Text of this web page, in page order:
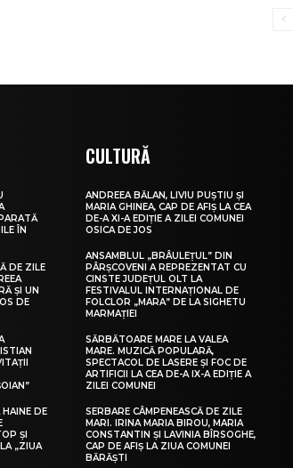
ÎN
DE ZILE
ȘI UN
DE
DE
ȘI
„ZIUA
CULTURĂ
ANDREEA BĂLAN, LIVIU PUȘTIU ȘI
MARIA GHINEA, CAP DE AFIȘ LA CEA
DE-A XI-A EDIȚIE A ZILEI COMUNEI
OSICA DE JOS
ANSAMBLUL „BRÂULEȚUL” DIN
PÂRȘCOVENI A REPREZENTAT CU
CINSTE JUDEȚUL OLT LA
FESTIVALUL INTERNAȚIONAL DE
FOLCLOR „MARA” DE LA SIGHETU
MARMAȚIEI
SĂRBĂTOARE MARE LA VALEA
MARE. MUZICĂ POPULARĂ,
SPECTACOL DE LASERE ȘI FOC DE
ARTIFICII LA CEA DE-A IX-A EDIȚIE A
ZILEI COMUNEI
SERBARE CÂMPENEASCĂ DE ZILE
MARI. IRINA MARIA BIROU, MARIA
CONSTANTIN ȘI LAVINIA BÎRSOGHE,
CAP DE AFIȘ LA ZIUA COMUNEI
BĂRĂȘTI